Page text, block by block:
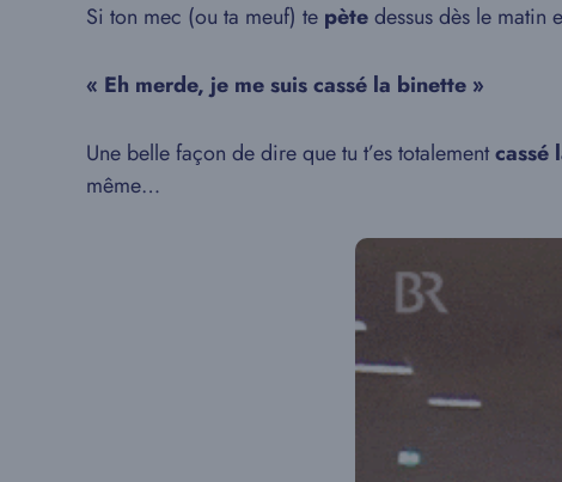
Si ton mec (ou ta meuf) te pètedessus dès le matin
« Eh merde, je me suis cassé la binette »
Une belle façon de dire que tu t’es totalementcassé
même…